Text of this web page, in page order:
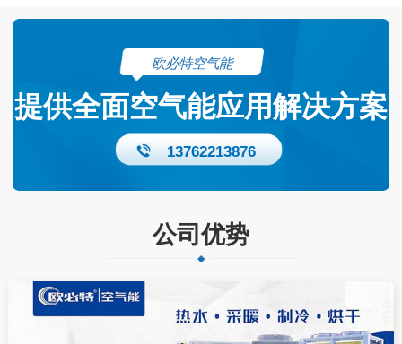
欧必特空气能
提供全面空气能应用解决方案
13762213876
公司优势